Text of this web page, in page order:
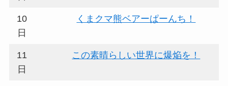
10
日
くまクマ熊ベアーぱーんち！
11
日
この素晴らしい世界に爆焔を！